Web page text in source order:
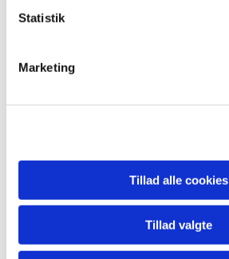
Statistik
Marketing
Tillad alle cookies
Tillad valgte